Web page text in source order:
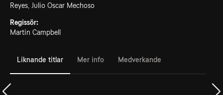
Reyes, Julio Oscar Mechoso
Regissör:
Martin Campbell
Liknande titlar Mer info Medverkande